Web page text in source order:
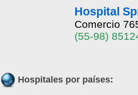
Hospital
Comercio
(55-98)
Hospitales por países: